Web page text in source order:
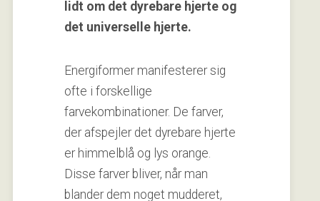
lidt om det dyrebare hjerte og
det universelle hjerte.
Energiformer manifesterer sig
ofte i forskellige
farvekombinationer. De farver,
der afspejler det dyrebare hjerte
er himmelblå og lys orange.
Disse farver bliver, når man
blander dem noget mudderet,